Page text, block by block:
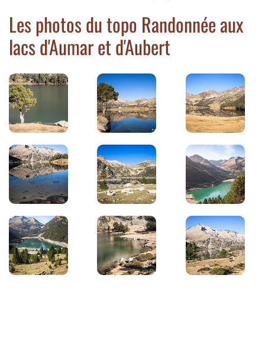
Les photos du topo Randonnée aux
lacs d'Aumar et d'Aubert